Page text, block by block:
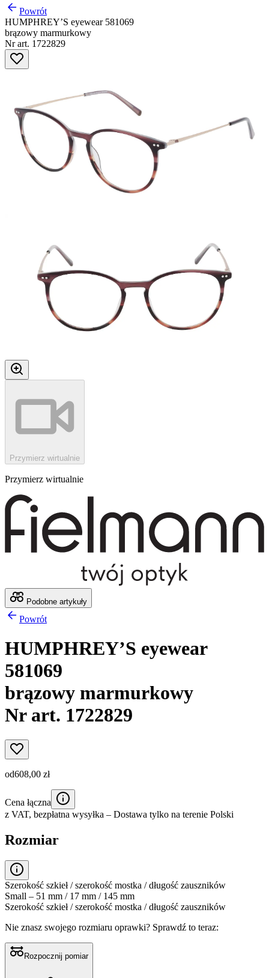
Powrót
HUMPHREY’S eyewear 581069
brązowy marmurkowy
Nr art. 1722829
Przymierz wirtualnie
Przymierz wirtualnie
Podobne artykuły
Powrót
HUMPHREY’S eyewear
581069
brązowy marmurkowy
Nr art. 1722829
od608,00 zł
Cena łączna
z VAT, bezpłatna wysyłka – Dostawa tylko na terenie Polski
Rozmiar
Szerokość szkieł / szerokość mostka / długość zauszników
Small – 51 mm / 17 mm / 145 mm
Szerokość szkieł / szerokość mostka / długość zauszników
Nie znasz swojego rozmiaru oprawki? Sprawdź to teraz:
Rozpocznij pomiar